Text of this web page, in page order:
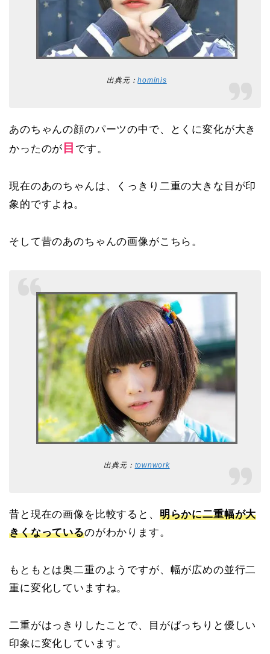
出典元：hominis
あのちゃんの顔のパーツの中で、とくに変化が大き
かったのが 目 です。
現在のあのちゃんは、くっきり二重の大きな目が印
象的ですよね。
そして昔のあのちゃんの画像がこちら。
出典元： townwork
昔と現在の画像を比較すると、 明らかに二重幅が大
きくなっているのがわかります。
もともとは奥二重のようですが、幅が広めの並行二
重に変化していますね。
二重がはっきりしたことで、目がぱっちりと優しい
印象に変化しています。